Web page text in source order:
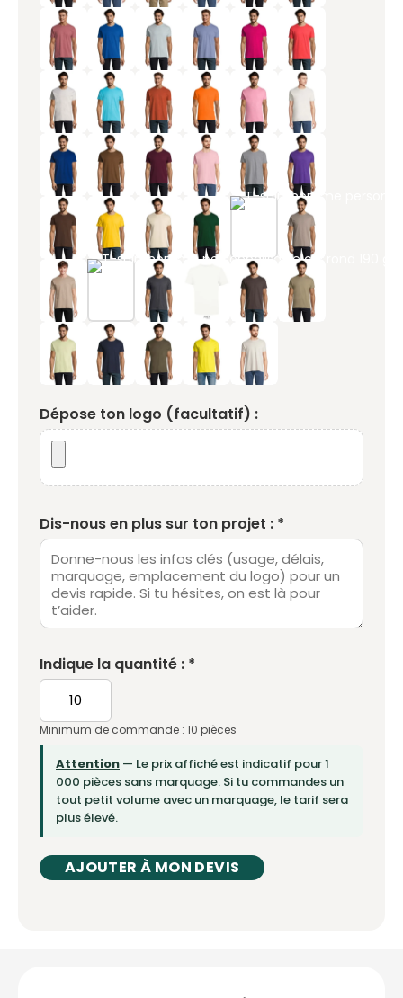
Dépose ton logo (facultatif) :
Dis-nous en plus sur ton projet : *
Indique la quantité : *
Minimum de commande : 10 pièces
Attention — Le prix affiché est indicatif pour 1
000 pièces sans marquage. Si tu commandes un
tout petit volume avec un marquage, le tarif sera
plus élevé.
AJOUTER À MON DEVIS